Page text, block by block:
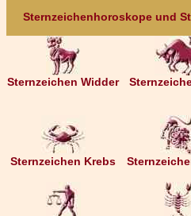
Sternzeichenhoroskope und
Sternzeichen Widder
Sternzeichen Krebs